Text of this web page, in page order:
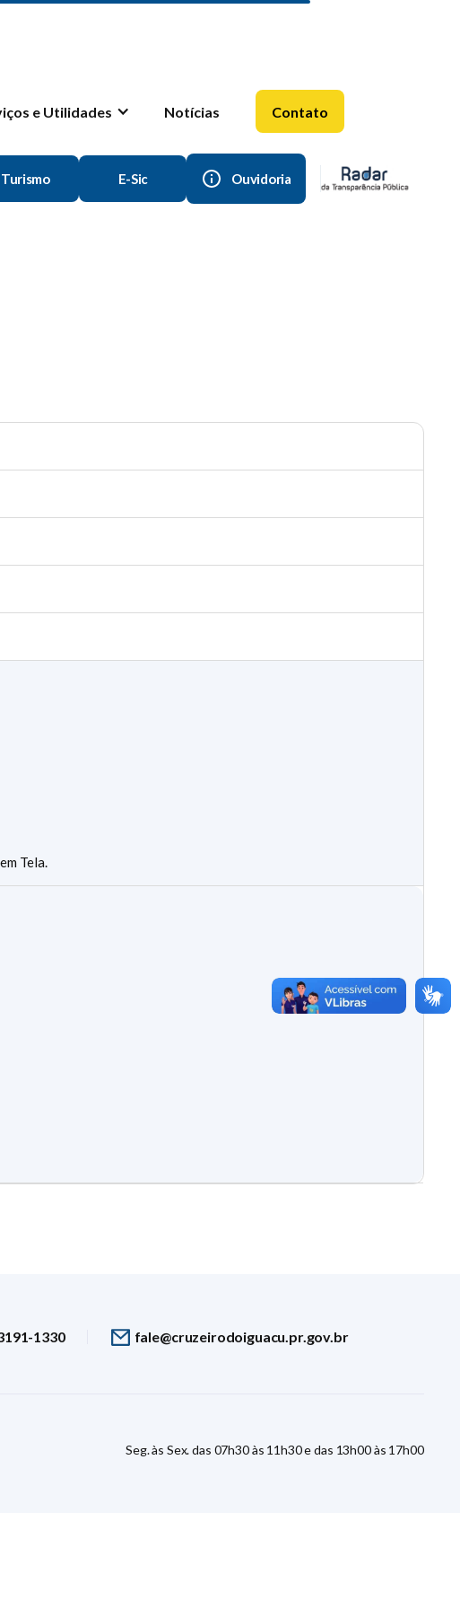
e Utilidades Notícias Contato
Turismo E-Sic Ouvidoria
Tela.
1330 fale@cruzeirodoiguacu.pr.gov.br
Seg. às Sex. das 07h30 às 11h30 e das 13h00 às 17h00